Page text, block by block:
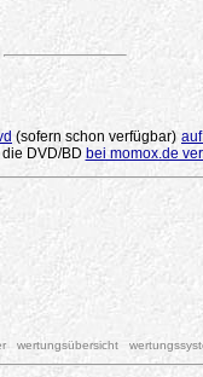
(sofern schon verfügbar)
DVD/BD bei momox.de
wertungsübersicht